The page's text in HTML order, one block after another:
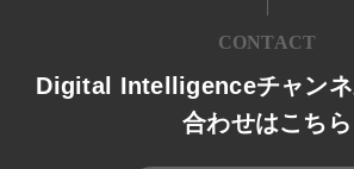
CONTACT
Digital Intelligenceチャンネ
合わせはこちら